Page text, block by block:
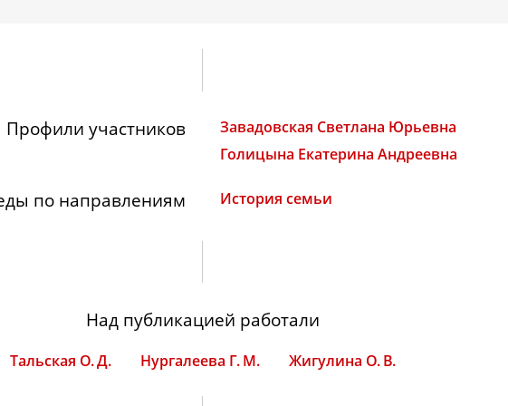
Профили участников
Завадовская Светлана Юрьевна
Голицына Екатерина Андреевна
по направлениям История семьи
Над публикацией работали
Тальская О. Д. Нургалеева Г. М. Жигулина О. В.